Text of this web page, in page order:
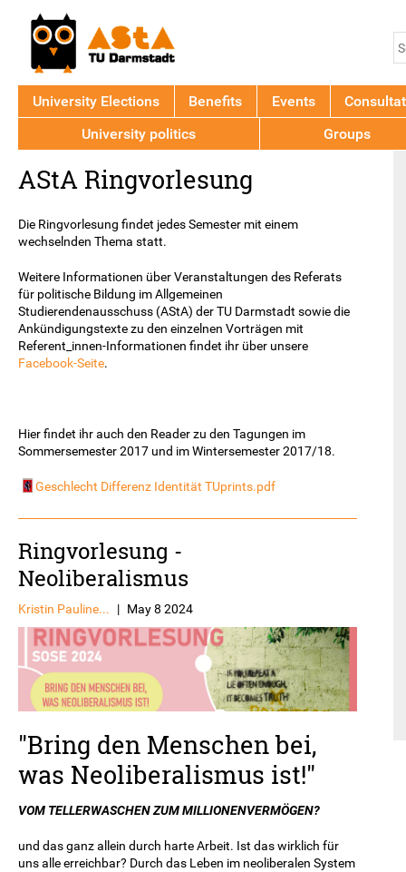
to
top
AStA Ringvorlesung
Die Ringvorlesung findet jedes Semester mit einem
wechselnden Thema statt.
Weitere Informationen über Veranstaltungen des Referats
für politische Bildung im Allgemeinen
Studierendenausschuss (AStA) der TU Darmstadt sowie die
Ankündigungstexte zu den einzelnen Vorträgen mit
Referent_innen-Informationen findet ihr über unsere
Facebook-Seite.
Hier findet ihr auch den Reader zu den Tagungen im
Sommersemester 2017 und im Wintersemester 2017/18.
Geschlecht Differenz Identität TUprints.pdf
Ringvorlesung -
Neoliberalismus
Kristin Pauline... | May 8 2024
"Bring den Menschen bei,
was Neoliberalismus ist!"
VOM TELLERWASCHEN ZUM MILLIONENVERMÖGEN?
und das ganz allein durch harte Arbeit. Ist das wirklich für
uns alle erreichbar? Durch das Leben im neoliberalen System
University Elections Benefits Events
University politics
Groups